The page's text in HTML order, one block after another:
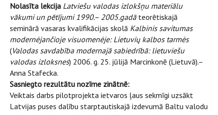
Nolasīta lekcija Latviešu valodas izlokšņu materiālu
vākumi un pētījumi 1990.– 2005.gadā teorētiskajā
seminārā vasaras kvalifikācijas skolā Kalbinis savitumas
modernėjančioje visuomenėje: Lietuvių kalbos tarmės
(Valodas savdabība modernajā sabiedrībā: lietuviešu
valodas izloksnes) 2006. g. 25. jūlijā Marcinkonē (Lietuvā).–
Anna Stafecka.
Sasniegto rezultātu nozīme zinātnē:
Veiktais darbs pilotprojekta ietvaros ļaus sekmīgi uzsākt
Latvijas puses dalību starptautiskajā izdevumā Baltu valodu